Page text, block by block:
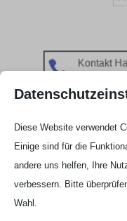

Kontakt
Mobil:
Diese Website verwendet
Einige sind für die
andere uns helfen, Ihre
verbessern. Bitte
Wahl.